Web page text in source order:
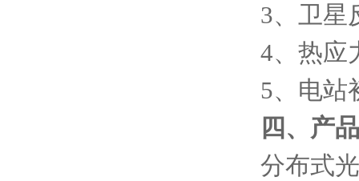
3、卫星
4、热应
5、电站
四、产
分布式